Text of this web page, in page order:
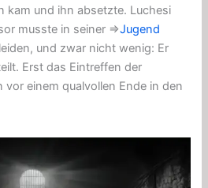
kam und ihn absetzte. Luchesi
musste in seiner ⇒Jugend
und zwar nicht wenig: Er
Erst das Eintreffen der
einem qualvollen Ende in den